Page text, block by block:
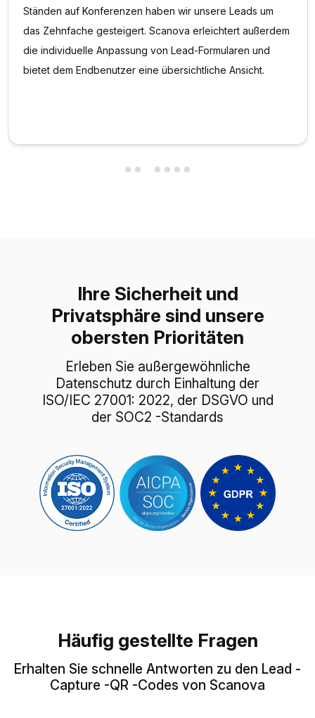
Ständen auf Konferenzen haben wir unsere Leads um
das Zehnfache gesteigert. Scanova erleichtert außerdem
die individuelle Anpassung von Lead-Formularen und
bietet dem Endbenutzer eine übersichtliche Ansicht.
Ihre Sicherheit und
Privatsphäre sind unsere
obersten Prioritäten
Erleben Sie außergewöhnliche
Datenschutz durch Einhaltung der
ISO/IEC 27001: 2022, der DSGVO und
der SOC2 -Standards
Häufig gestellte Fragen
Erhalten Sie schnelle Antworten zu den Lead -
Capture -QR -Codes von Scanova